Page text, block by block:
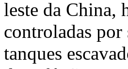
leste da China,
controladas por
tanques